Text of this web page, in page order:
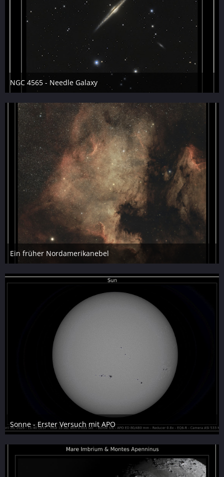
NGC 4565 - Needle Galaxy
10. Juni 2026
16
Ein früher Nordamerikanebel
4. Juni 2026
9
Sonne - Erster Versuch mit APO
29. April 2026
7